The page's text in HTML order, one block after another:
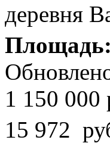
деревня
1 150 000
15 972